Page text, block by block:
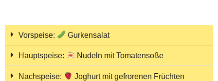
Vorspeise: Gurkensalat
Hauptspeise: Nudeln mit Tomatensoße
Nachspeise: Joghurt mit gefrorenen Früchten